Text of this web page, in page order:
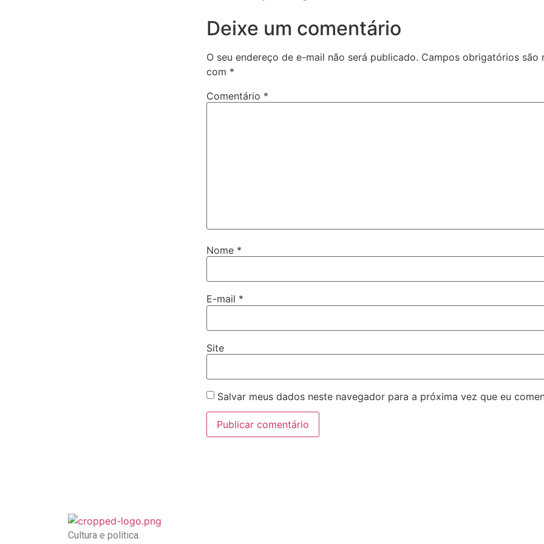
Deixe um comentário
O seu endereço de e-mail não será publicado. Campos obrigatórios são
com *
Comentário *
Nome *
E-mail *
Site
Salvar meus dados neste navegador para a próxima vez que eu
Cultura e política.